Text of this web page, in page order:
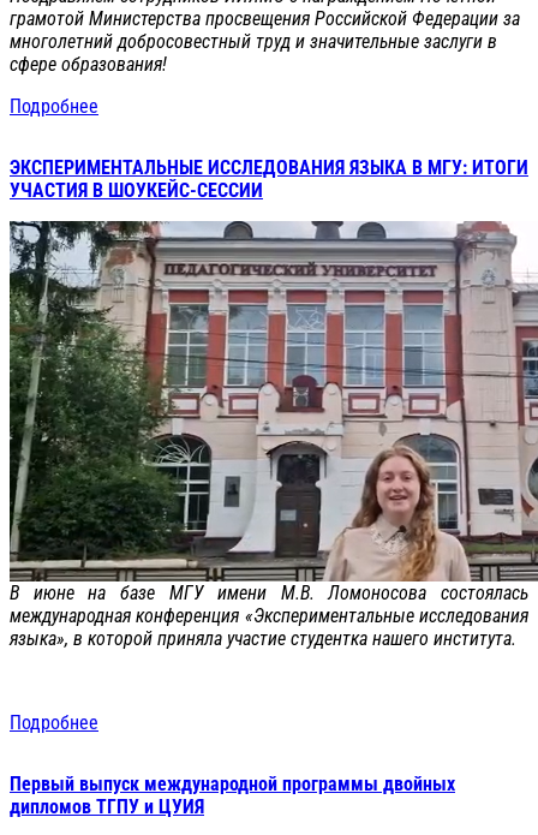
грамотой Министерства просвещения Российской Федерации за
многолетний добросовестный труд и значительные заслуги в
сфере образования!
Подробнее
ЭКСПЕРИМЕНТАЛЬНЫЕ ИССЛЕДОВАНИЯ ЯЗЫКА В МГУ: ИТОГИ
УЧАСТИЯ В ШОУКЕЙС-СЕССИИ
В июне на базе МГУ имени М.В. Ломоносова состоялась
международная конференция «Экспериментальные исследования
языка», в которой приняла участие студентка нашего института.
Подробнее
Первый выпуск международной программы двойных
дипломов ТГПУ и ЦУИЯ